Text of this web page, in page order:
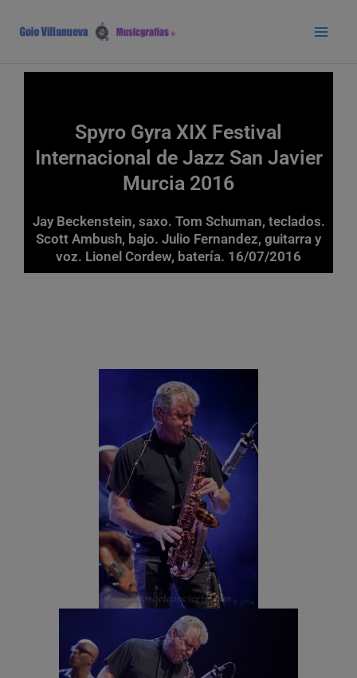
contenido
Spyro Gyra XIX Festival
Internacional de Jazz San Javier
Murcia 2016
Jay Beckenstein, saxo. Tom Schuman, teclados.
Scott Ambush, bajo. Julio Fernandez, guitarra y
voz. Lionel Cordew, batería. 16/07/2016